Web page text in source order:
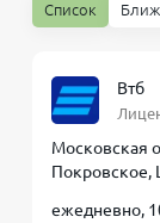
Список
Втб
Московская
Покровское,
ежедневно,